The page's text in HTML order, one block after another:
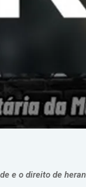
e o direito de